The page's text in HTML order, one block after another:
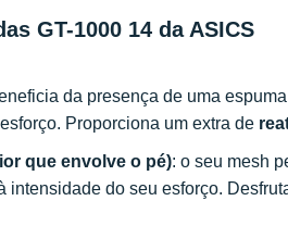
GT-1000 14 da ASICS
da presença de uma
Proporciona um extra de
que envolve o pé): o seu mesh
intensidade do seu esforço.